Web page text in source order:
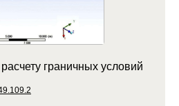
граничных условий